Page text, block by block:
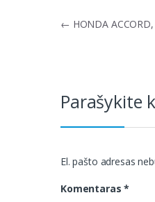
Navigacija
← HONDA
Parašykite
El. pašto adresas
Komentaras*